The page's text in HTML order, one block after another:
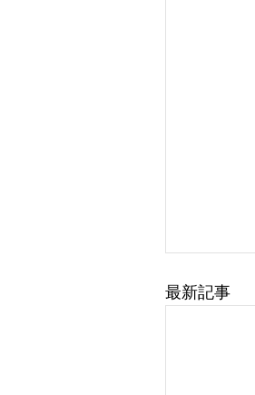
最新記事